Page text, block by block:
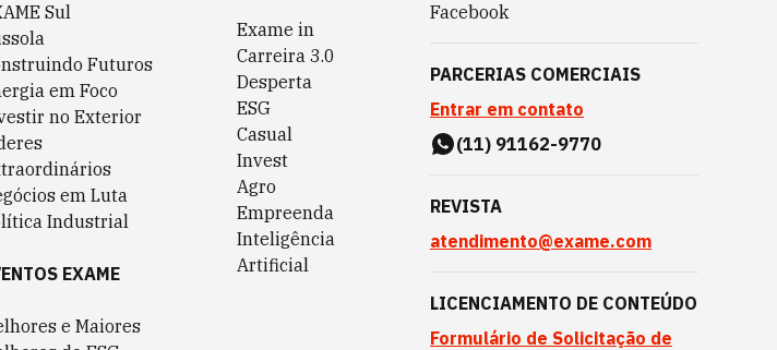
Sul
Futuros
em Foco
no Exterior
em Luta
Industrial
EXAME
e Maiores
Exame in
Carreira 3.0
Desperta
ESG
Casual
Invest
Agro
Empreenda
Inteligência
Artificial
Facebook
PARCERIAS COMERCIAIS
Entrar em contato
(11) 91162-9770
REVISTA
atendimento@exame.com
LICENCIAMENTO DE CONTEÚDO
Formulário de Solicitação de